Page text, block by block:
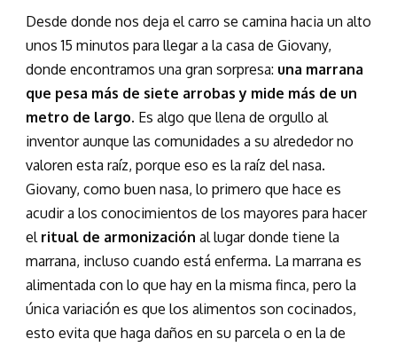
Desde donde nos deja el carro se camina hacia un alto
unos 15 minutos para llegar a la casa de Giovany,
donde encontramos una gran sorpresa: una marrana
que pesa más de siete arrobas y mide más de un
metro de largo. Es algo que llena de orgullo al
inventor aunque las comunidades a su alrededor no
valoren esta raíz, porque eso es la raíz del nasa.
Giovany, como buen nasa, lo primero que hace es
acudir a los conocimientos de los mayores para hacer
el ritual de armonización al lugar donde tiene la
marrana, incluso cuando está enferma. La marrana es
alimentada con lo que hay en la misma finca, pero la
única variación es que los alimentos son cocinados,
esto evita que haga daños en su parcela o en la de